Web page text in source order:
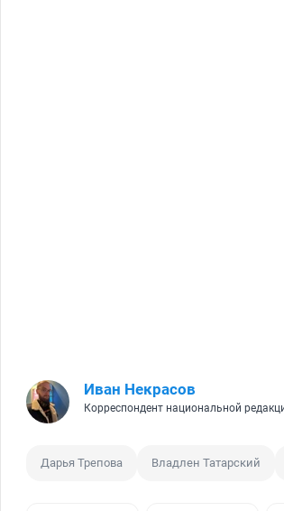
Иван Некрасов
Корреспондент национальной
Дарья Трепова Владлен Татарский